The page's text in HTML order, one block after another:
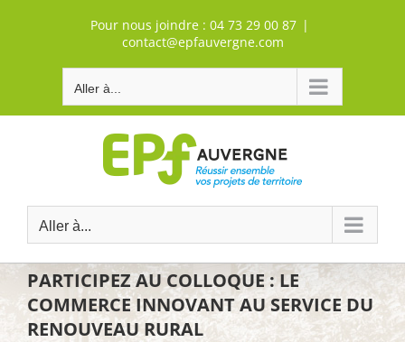
Pour nous joindre : 04 73 29 00 87 |
contact@epfauvergne.com
Aller à...
Aller à...
PARTICIPEZ AU COLLOQUE : LE
COMMERCE INNOVANT AU SERVICE DU
RENOUVEAU RURAL